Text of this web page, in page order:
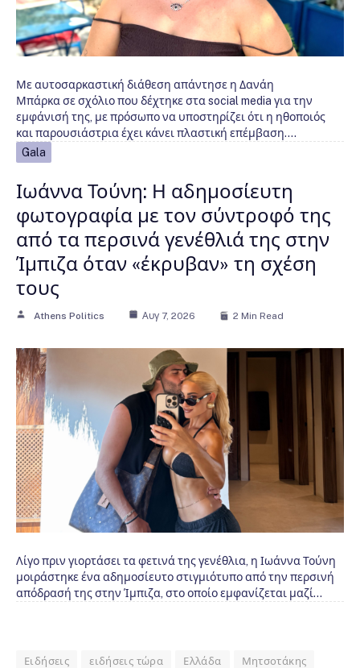
Με αυτοσαρκαστική διάθεση απάντησε η Δανάη
Μπάρκα σε σχόλιο που δέχτηκε στα social media για την
εμφάνισή της, με πρόσωπο να υποστηρίζει ότι η ηθοποιός
και παρουσιάστρια έχει κάνει πλαστική επέμβαση.…
Gala
Ιωάννα Τούνη: Η αδημοσίευτη
φωτογραφία με τον σύντροφό της
από τα περσινά γενέθλιά της στην
Ίμπιζα όταν «έκρυβαν» τη σχέση
τους
Athens Politics Αυγ 7, 2026 2 Min Read
Λίγο πριν γιορτάσει τα φετινά της γενέθλια, η Ιωάννα Τούνη
μοιράστηκε ένα αδημοσίευτο στιγμιότυπο από την περσινή
απόδρασή της στην Ίμπιζα, στο οποίο εμφανίζεται μαζί…
Ειδήσεις ειδήσεις τώρα Ελλάδα Μητσοτάκης